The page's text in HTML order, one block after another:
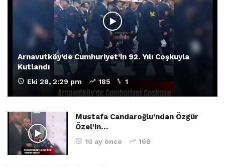
Arnavutköy’de Cumhuriyet’in 92. Yılı Coşkuyla
Kutlandı
Eki 28, 2:29 pm 185 1
Mustafa Candaroğlu’ndan Özgür
Özel’in…
10 ay önce 168